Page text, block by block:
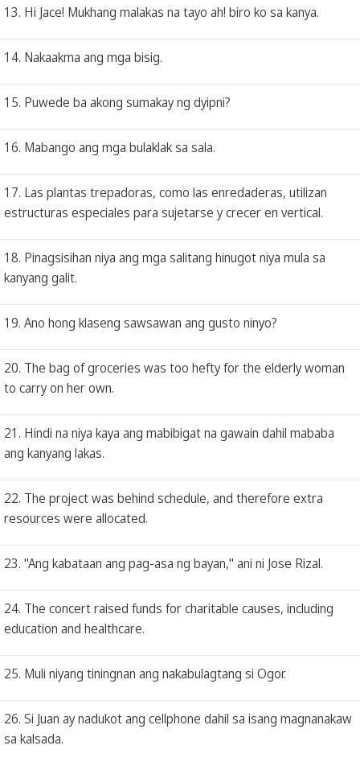
13. Hi Jace! Mukhang malakas na tayo ah! biro ko sa kanya.
14. Nakaakma ang mga bisig.
15. Puwede ba akong sumakay ng dyipni?
16. Mabango ang mga bulaklak sa sala.
17. Las plantas trepadoras, como las enredaderas, utilizan
estructuras especiales para sujetarse y crecer en vertical.
18. Pinagsisihan niya ang mga salitang hinugot niya mula sa
kanyang galit.
19. Ano hong klaseng sawsawan ang gusto ninyo?
20. The bag of groceries was too hefty for the elderly woman
to carry on her own.
21. Hindi na niya kaya ang mabibigat na gawain dahil mababa
ang kanyang lakas.
22. The project was behind schedule, and therefore extra
resources were allocated.
23. "Ang kabataan ang pag-asa ng bayan," ani ni Jose Rizal.
24. The concert raised funds for charitable causes, including
education and healthcare.
25. Muli niyang tiningnan ang nakabulagtang si Ogor.
26. Si Juan ay nadukot ang cellphone dahil sa isang magnanakaw
sa kalsada.